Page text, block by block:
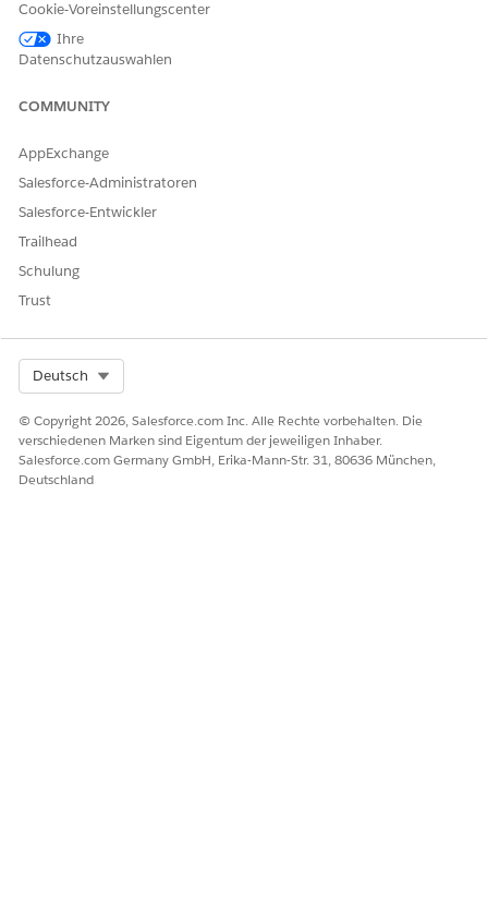
Durchsuchbare Felder für Pflege-Site-Untersucher
OmniScripts
Auswahlkonsolenanwendung
wichtige Kennzahlen und Aktivitäten für die
KONNTEN SIE IHR PROBLEM MITHILFE DIESES ARTIKELS
Cookie-Voreinstellungscenter
Ihre
Datenschutzauswahlen
COMMUNITY
AppExchange
Salesforce-Administratoren
Salesforce-Entwickler
Trailhead
Schulung
Trust
Deutsch
© Copyright 2026, Salesforce.com Inc. Alle Rechte vorbehalten. Die
verschiedenen Marken sind Eigentum der jeweiligen Inhaber.
Salesforce.com Germany GmbH, Erika-Mann-Str. 31, 80636 München,
Deutschland